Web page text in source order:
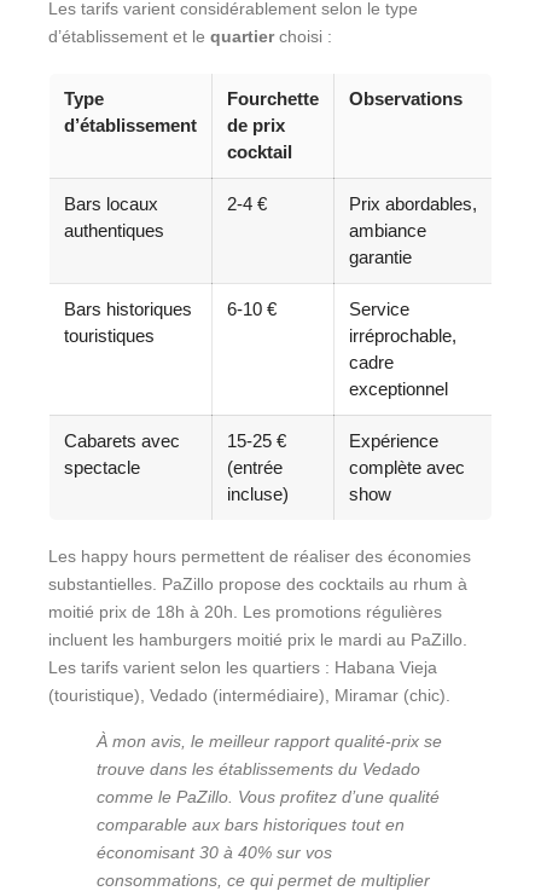
Les tarifs varient considérablement selon le type
d’établissement et le quartierchoisi :
Type
d’établissement
Fourchette
de prix
cocktail
Observations
Bars locaux
authentiques
2-4 €
Prix abordables,
ambiance
garantie
Bars historiques
touristiques
6-10 €
Service
irréprochable,
cadre
exceptionnel
Cabarets avec
spectacle
15-25 €
(entrée
incluse)
Expérience
complète avec
show
Les happy hours permettent de réaliser des économies
substantielles. PaZillo propose des cocktails au rhum à
moitié prix de 18h à 20h. Les promotions régulières
incluent les hamburgers moitié prix le mardi au PaZillo.
Les tarifs varient selon les quartiers : Habana Vieja
(touristique), Vedado (intermédiaire), Miramar (chic).
À mon avis, le meilleur rapport qualité-prix se
trouve dans les établissements du Vedado
comme le PaZillo. Vous profitez d’une qualité
comparable aux bars historiques tout en
économisant 30 à 40% sur vos
consommations, ce qui permet de multiplier